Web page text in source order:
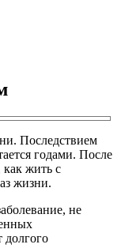
Последствием
годами. После
как жить с
жизни.
не
долгого